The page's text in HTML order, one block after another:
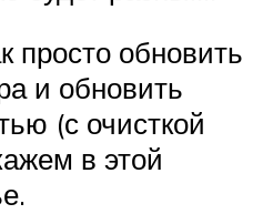
просто обновить
и обновить
(с очисткой
в этой